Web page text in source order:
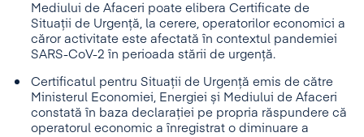
Mediului de Afaceri poate elibera Certificate de
Situații de Urgență, la cerere, operatorilor economici a
căror activitate este afectată în contextul pandemiei
SARS-CoV-2 în perioada stării de urgență.
Certificatul pentru Situații de Urgență emis de către
Ministerul Economiei, Energiei și Mediului de Afaceri
constată în baza declarației pe propria răspundere că
operatorul economic a înregistrat o diminuare a